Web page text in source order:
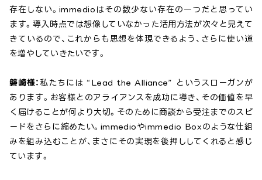
存在しない。immedioはその数少ない存在の一つだと思ってい
ます。導入時点では想像していなかった活用方法が次々と見えて
きているので、これからも思想を体現できるよう、さらに使い道
を増やしていきたいです。
磐崎様：私たちには “Lead the Alliance” というスローガンが
あります。お客様とのアライアンスを成功に導き、その価値を早
く届けることが何より大切。そのために商談から受注までのスピ
ードをさらに縮めたい。immedioやimmedio Boxのような仕組
みを組み込むことが、まさにその実現を後押ししてくれると感じ
ています。